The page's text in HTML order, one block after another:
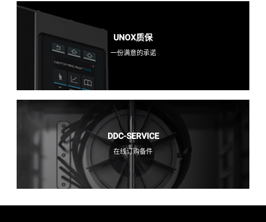
UNOX质保
一份满意的承诺
DDC-SERVICE
在线订购备件